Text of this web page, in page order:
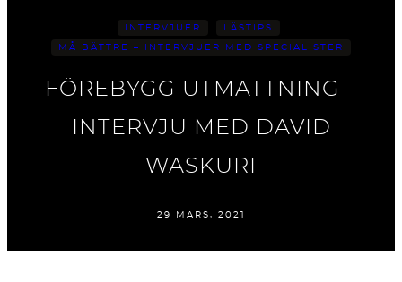
INTERVJUER LÄSTIPS
MÅ BÄTTRE – INTERVJUER MED SPECIALISTER
FÖREBYGG UTMATTNING –
INTERVJU MED DAVID
WASKURI
29 MARS, 2021